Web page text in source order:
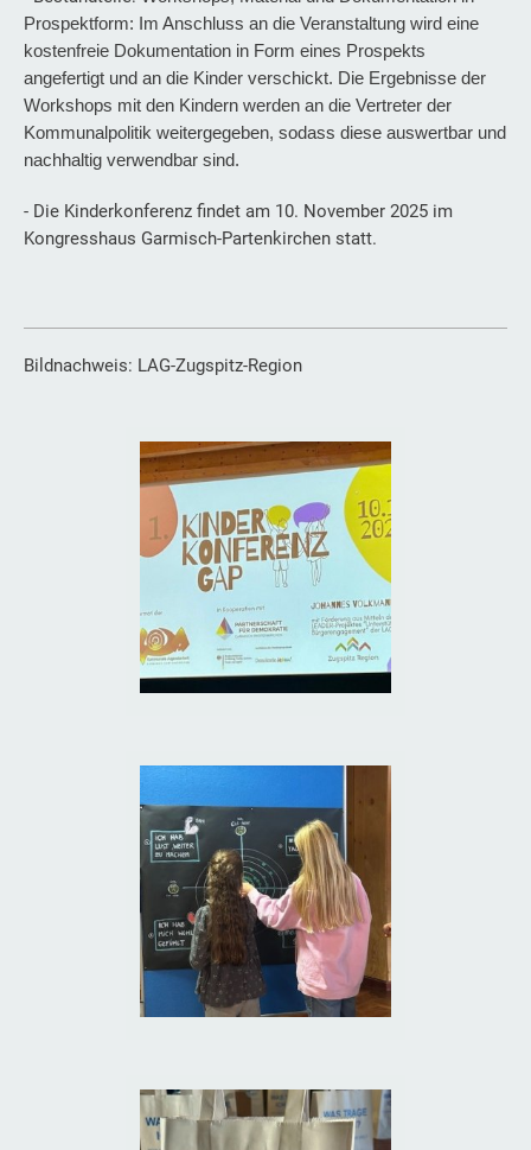
Prospektform: Im Anschluss an die Veranstaltung wird eine
kostenfreie Dokumentation in Form eines Prospekts
angefertigt und an die Kinder verschickt. Die Ergebnisse der
Workshops mit den Kindern werden an die Vertreter der
Kommunalpolitik weitergegeben, sodass diese auswertbar und
nachhaltig verwendbar sind.
- Die Kinderkonferenz findet am 10. November 2025 im
Kongresshaus Garmisch-Partenkirchen statt.
Bildnachweis: LAG-Zugspitz-Region